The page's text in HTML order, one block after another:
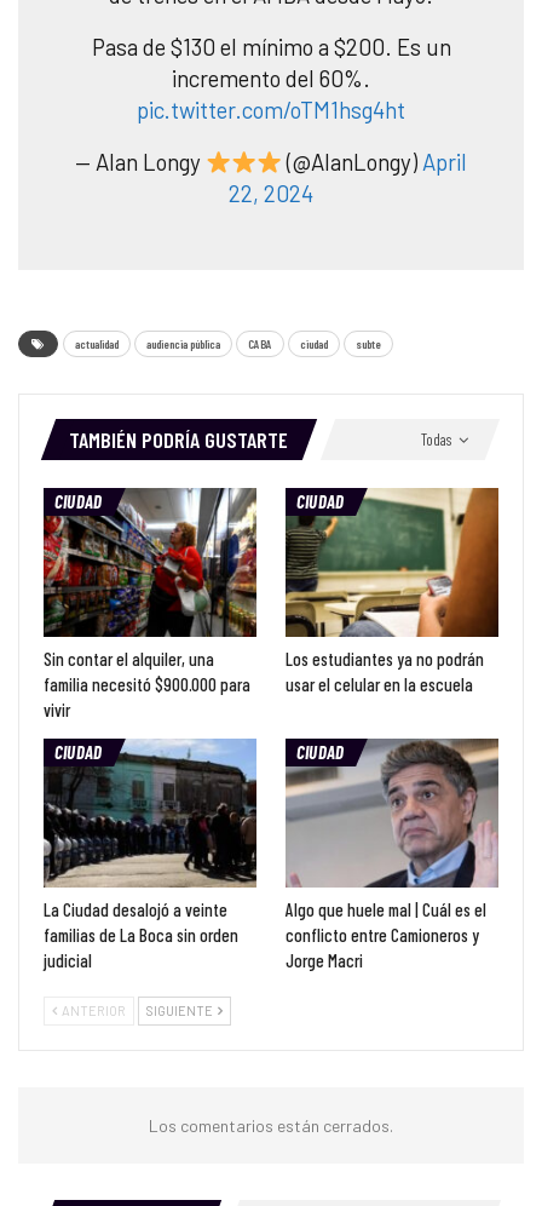
Pasa de $130 el mínimo a $200. Es un
incremento del 60%.
pic.twitter.com/oTM1hsg4ht
— Alan Longy
(@AlanLongy) April
22, 2024
actualidad audiencia pública CABA ciudad subte
Todas
TAMBIÉN PODRÍA GUSTARTE
CIUDAD
Sin contar el alquiler, una
familia necesitó $900.000 para
vivir
CIUDAD
Los estudiantes ya no podrán
usar el celular en la escuela
CIUDAD
La Ciudad desalojó a veinte
familias de La Boca sin orden
judicial
CIUDAD
Algo que huele mal | Cuál es el
conflicto entre Camioneros y
Jorge Macri
ANTERIOR SIGUIENTE
Los comentarios están cerrados.